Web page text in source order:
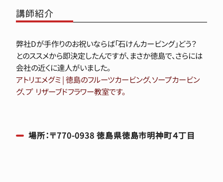
講師紹介
弊社Dが手作りのお祝いならば「石けんカービング」どう？
とのススメから即決定したんですが、まさか徳島で、さらには
会社の近くに達人がいました。
アトリエメグミ | 徳島のフルーツカービング、ソープカービン
グ、フﾟリザーブドフラワー教室です。
場所：〒770-0938 徳島県徳島市明神町４丁目